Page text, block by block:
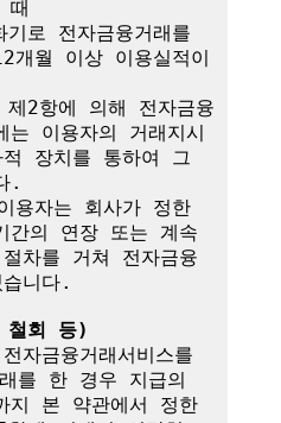
때
로 전자금융거래를
개월 이상 이용실적이
2항에 의해 전자금융
는 이용자의 거래지시
장치를 통하여 그
.
자는 회사가 정한
간의 연장 또는 계속
차를 거쳐 전자금융
니다.
철회 등)
자금융거래서비스를
를 한 경우 지급의
지 본 약관에서 정한